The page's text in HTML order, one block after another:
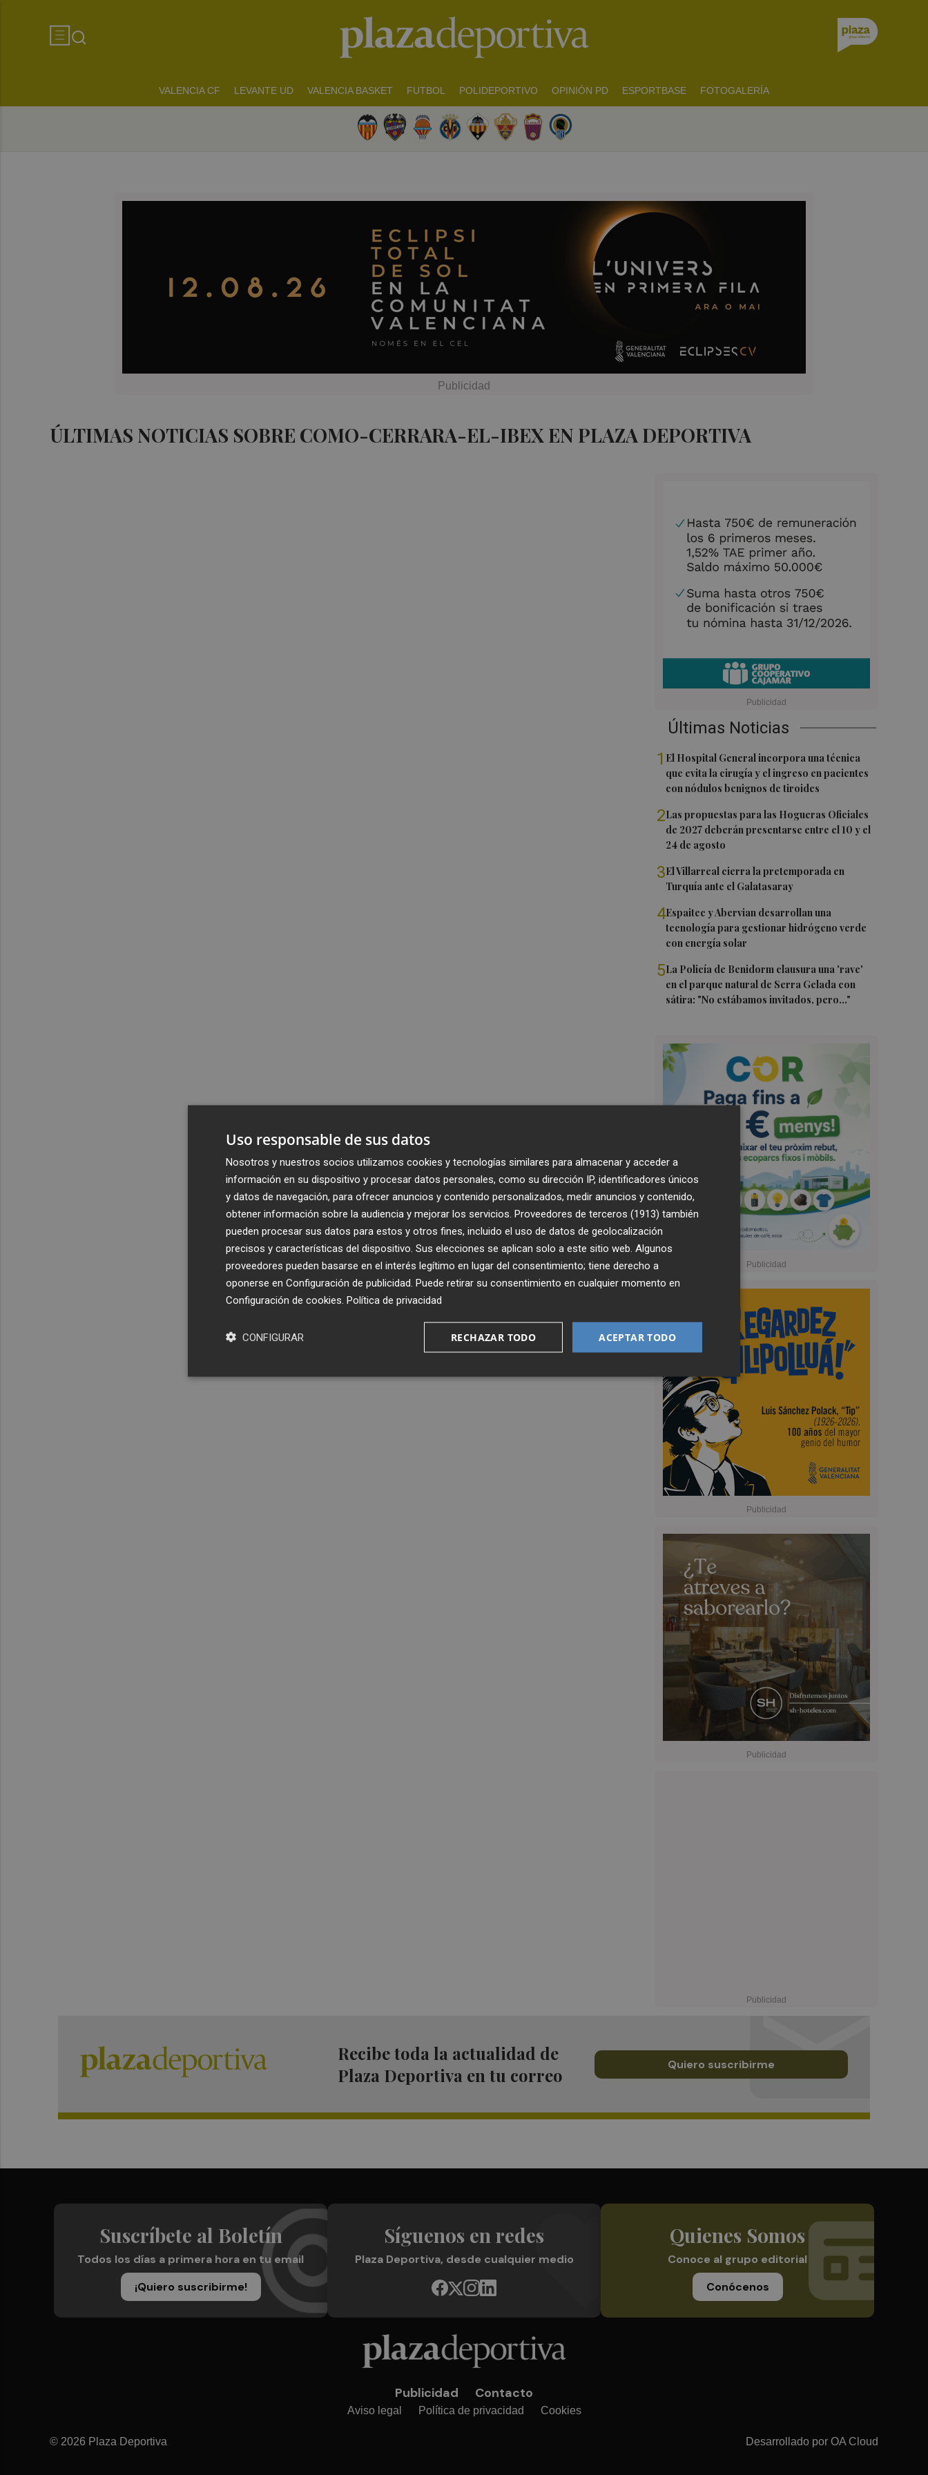
VALENCIA CF LEVANTE UD VALENCIA BASKET FUTBOL POLIDEPORTIVO OPINIÓN PD ESPORTBASE FOTOGALERÍA
ÚLTIMAS NOTICIAS SOBRE COMO-CERRARA-EL-IBEX EN PLAZA DEPORTIVA
Últimas Noticias
1 El Hospital General incorpora una técnica
que evita la cirugía y el ingreso en pacientes
con nódulos benignos de tiroides
2Las propuestas para las Hogueras Oficiales
de 2027 deberán presentarse entre el 10 y el
24 de agosto
3El Villarreal cierra la pretemporada en
Turquía ante el Galatasaray
4Espaitec y Abervian desarrollan una
tecnología para gestionar hidrógeno verde
con energía solar
5La Policía de Benidorm clausura una 'rave'
en el parque natural de Serra Gelada con
sátira: "No estábamos invitados, pero..."
Recibe toda la actualidad de
Plaza Deportiva en tu correo
Quiero suscribirme
Suscríbete al Boletín
Todos los días a primera hora en tu email
¡Quiero suscribirme!
Síguenos en redes
Plaza Deportiva, desde cualquier medio
Quienes Somos
Conoce al grupo editorial
Conócenos
Publicidad Contacto
Aviso legal Política de privacidad Cookies
© 2026 Plaza Deportiva Desarrollado por OA Cloud
Uso responsable de sus datos
Nosotros y nuestros socios utilizamos cookies y tecnologías similares para almacenar y acceder a
información en su dispositivo y procesar datos personales, como su dirección IP, identificadores únicos
y datos de navegación, para ofrecer anuncios y contenido personalizados, medir anuncios y contenido,
obtener información sobre la audiencia y mejorar los servicios. Proveedores de terceros (1913) también
pueden procesar sus datos para estos y otros fines, incluido el uso de datos de geolocalización
precisos y características del dispositivo. Sus elecciones se aplican solo a este sitio web. Algunos
proveedores pueden basarse en el interés legítimo en lugar del consentimiento; tiene derecho a
oponerse en Configuración de publicidad . Puede retirar su consentimiento en cualquier momento en
Configuración de cookies Política de privacidad
ACEPTAR TODO
RECHAZAR TODO
CONFIGURAR